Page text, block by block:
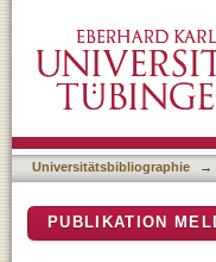
Universitätsbibliographie →
PUBLIKATION